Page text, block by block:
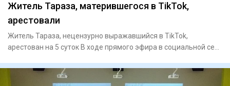
Житель Тараза, матерившегося в TikTok,
арестовали
Житель Тараза, нецензурно выражавшийся в TikTok,
арестован на 5 суток В ходе прямого эфира в социальной сети